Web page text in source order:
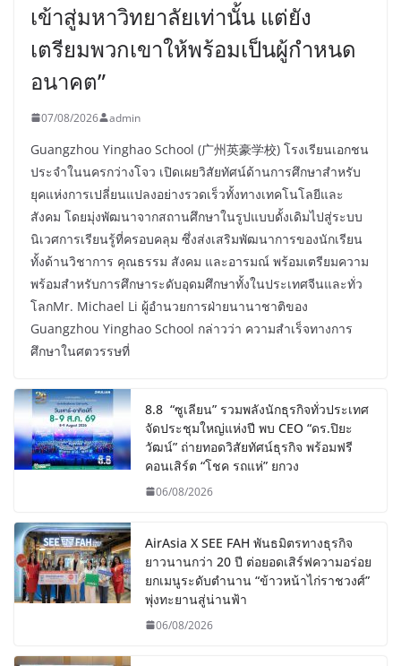
เข้าสู่มหาวิทยาลัยเท่านั้น แต่ยัง
เตรียมพวกเขาให้พร้อมเป็นผู้กำหนด
อนาคต”
07/08/2026 admin
Guangzhou Yinghao School (广州英豪学校) โรงเรียนเอกชน
ประจำในนครกว่างโจว เปิดเผยวิสัยทัศน์ด้านการศึกษาสำหรับ
ยุคแห่งการเปลี่ยนแปลงอย่างรวดเร็วทั้งทางเทคโนโลยีและ
สังคม โดยมุ่งพัฒนาจากสถานศึกษาในรูปแบบดั้งเดิมไปสู่ระบบ
นิเวศการเรียนรู้ที่ครอบคลุม ซึ่งส่งเสริมพัฒนาการของนักเรียน
ทั้งด้านวิชาการ คุณธรรม สังคม และอารมณ์ พร้อมเตรียมความ
พร้อมสำหรับการศึกษาระดับอุดมศึกษาทั้งในประเทศจีนและทั่ว
โลกMr. Michael Li ผู้อำนวยการฝ่ายนานาชาติของ
Guangzhou Yinghao School กล่าวว่า ความสำเร็จทางการ
ศึกษาในศตวรรษที่
8.8 “ซูเลียน” รวมพลังนักธุรกิจทั่วประเทศ
จัดประชุมใหญ่แห่งปี พบ CEO “ดร.ปิยะ
วัฒน์” ถ่ายทอดวิสัยทัศน์ธุรกิจ พร้อมฟรี
คอนเสิร์ต “โชค รถแห่” ยกวง
06/08/2026
AirAsia X SEE FAH พันธมิตรทางธุรกิจ
ยาวนานกว่า 20 ปี ต่อยอดเสิร์ฟความอร่อย
ยกเมนูระดับตำนาน “ข้าวหน้าไก่ราชวงศ์”
พุ่งทะยานสู่น่านฟ้า
06/08/2026